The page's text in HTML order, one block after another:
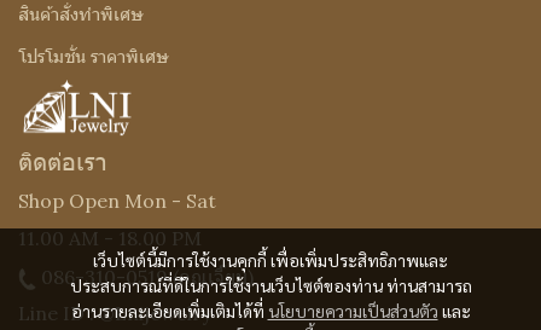
เว็บไซต์นี้มีการใช้งานคุกกี้ เพื่อเพิ่มประสิทธิภาพและ
ประสบการณ์ที่ดีในการใช้งานเว็บไซต์ของท่าน ท่านสามารถ
อ่านรายละเอียดเพิ่มเติมได้ที่ นโยบายความเป็นส่วนตัว และ
สินค้าสั่งทำพิเศษ
โปรโมชั่น ราคาพิเศษ
ติดต่อเรา
Shop Open Mon - Sat
11.00 AM - 18.00 PM
086-310-0519(คุณเจี๊ยบ)
Line ID : @Lnijewelry